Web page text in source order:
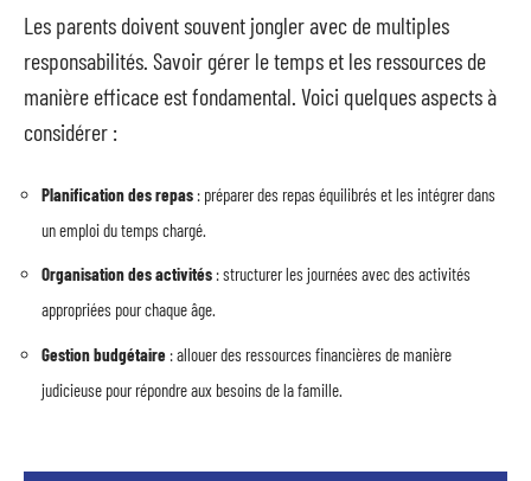
Les parents doivent souvent jongler avec de multiples
responsabilités. Savoir gérer le temps et les ressources de
manière efficace est fondamental. Voici quelques aspects à
considérer :
Planification des repas : préparer des repas équilibrés et les intégrer dans
un emploi du temps chargé.
Organisation des activités : structurer les journées avec des activités
appropriées pour chaque âge.
Gestion budgétaire : allouer des ressources financières de manière
judicieuse pour répondre aux besoins de la famille.